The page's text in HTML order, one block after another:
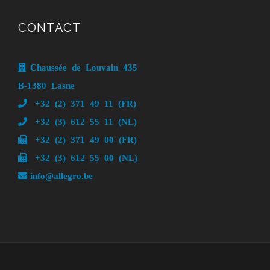
CONTACT
Chaussée de Louvain 435
B-1380 Lasne
+32 (2) 371 49 11 (FR)
+32 (3) 612 55 11 (NL)
+32 (2) 371 49 00 (FR)
+32 (3) 612 55 00 (NL)
info@allegro.be